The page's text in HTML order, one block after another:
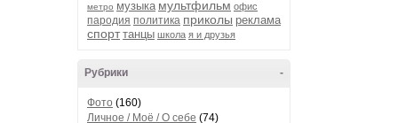
метро музыка мультфильм офис
пародия политика приколы реклама
спорт танцы школа я и друзья
-
Рубрики
Фото (160)
Личное / Моё / О себе (74)